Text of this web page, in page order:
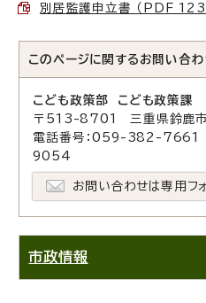
別居監護申立書 （PDF
このページに関する お問い合わ
こども政策部 こども政策課
〒513-8701 三重県鈴鹿市
電話番号：059-382-7661
9054
お問い合わせは専用フ
市政情報